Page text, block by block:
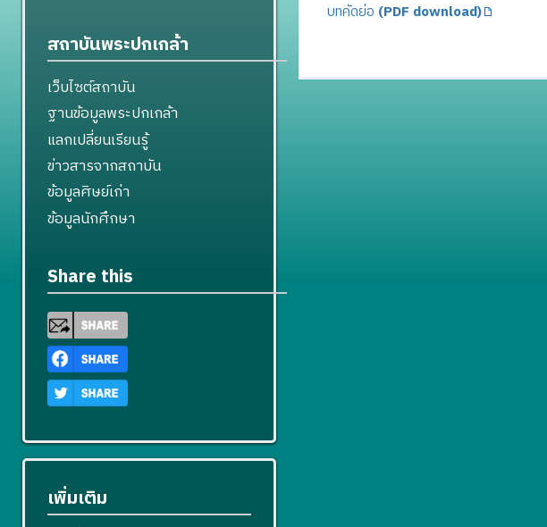
บทคัดย่อ (PDF download)
สถาบันพระปกเกล้า
เว็บไซต์สถาบัน
ฐานข้อมูลพระปกเกล้า
แลกเปลี่ยนเรียนรู้
ข่าวสารจากสถาบัน
ข้อมูลศิษย์เก่า
ข้อมูลนักศึกษา
Share this
เพิ่มเติม